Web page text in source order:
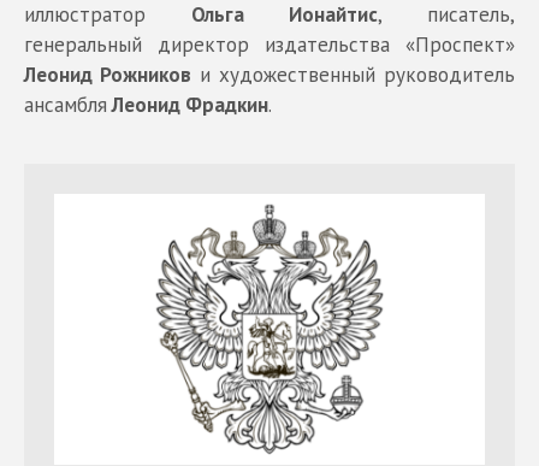
иллюстратор Ольга Ионайтис, писатель,
генеральный директор издательства «Проспект»
Леонид Рожников и художественный руководитель
ансамбляЛеонид Фрадкин.